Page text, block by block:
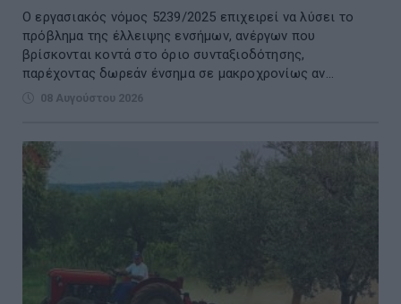
Ο εργασιακός νόμος 5239/2025 επιχειρεί να λύσει το
πρόβλημα της έλλειψης ενσήμων, ανέργων που
βρίσκονται κοντά στο όριο συνταξιοδότησης,
παρέχοντας δωρεάν ένσημα σε μακροχρονίως αν...
08 Αυγούστου 2026